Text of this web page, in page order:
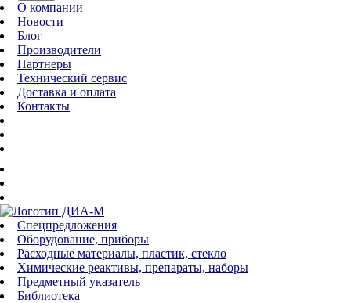
О компании
Новости
Блог
Производители
Партнеры
Технический сервис
Доставка и оплата
Контакты
Спецпредложения
Оборудование, приборы
Расходные материалы, пластик, стекло
Химические реактивы, препараты, наборы
Предметный указатель
Библиотека